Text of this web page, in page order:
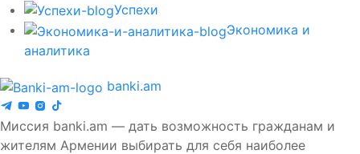
Успехи
Экономика и
аналитика
banki.am
Миссия banki.am — дать возможность гражданам и
жителям Армении выбирать для себя наиболее